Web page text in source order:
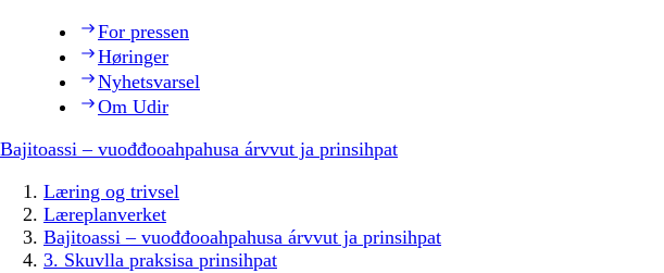
For pressen
Høringer
Nyhetsvarsel
Om Udir
Bajitoassi – vuođđooahpahusa árvvut ja prinsihpat
Læring og trivsel
Læreplanverket
Bajitoassi – vuođđooahpahusa árvvut ja prinsihpat
3. Skuvlla praksisa prinsihpat